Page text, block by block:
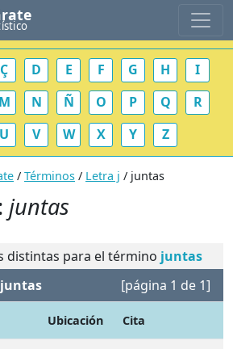
Ç D E F G H
I
M N Ñ O P Q
R
U V W X Y Z
/ Términos / Letra j / juntas
juntas
distintas para el término juntas
[página 1 de 1]
Ubicación Cita